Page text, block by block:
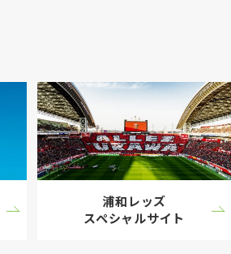
浦和レッズ
スペシャルサイト